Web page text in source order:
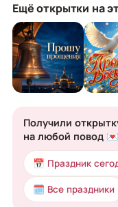
Ещё открытки на
Получили
на любой повод 💌
📅 Праздник
🗓 Все праздники